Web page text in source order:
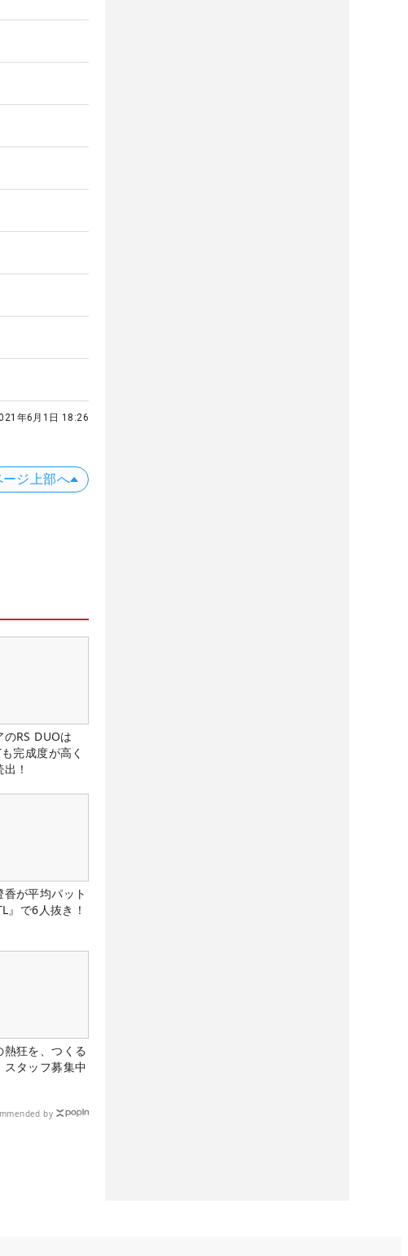
年6月1日 18:26
ージ上部へ
のRS DUOは
完成度が高く
！
香が平均パット
』で6人抜き！
熱狂を、つくる
スタッフ募集中
by